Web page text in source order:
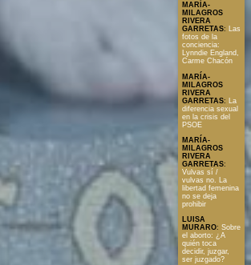
MARÍA-
MILAGROS
RIVERA
GARRETAS: Las
fotos de la
conciencia:
Lynndie England,
Carme Chacón
MARÍA-
MILAGROS
RIVERA
GARRETAS:
La
diferencia sexual
en la crisis del
PSOE
MARÍA-
MILAGROS
RIVERA
GARRETAS:
Vulvas sí /
vulvas no. La
libertad femenina
no se deja
prohibir
LUISA
MURARO: Sobre
el aborto: ¿A
quién toca
decidir, juzgar,
ser juzgado?